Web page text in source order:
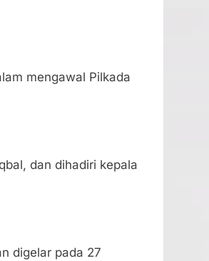
mengawal Pilkada
dan dihadiri kepala
digelar pada 27